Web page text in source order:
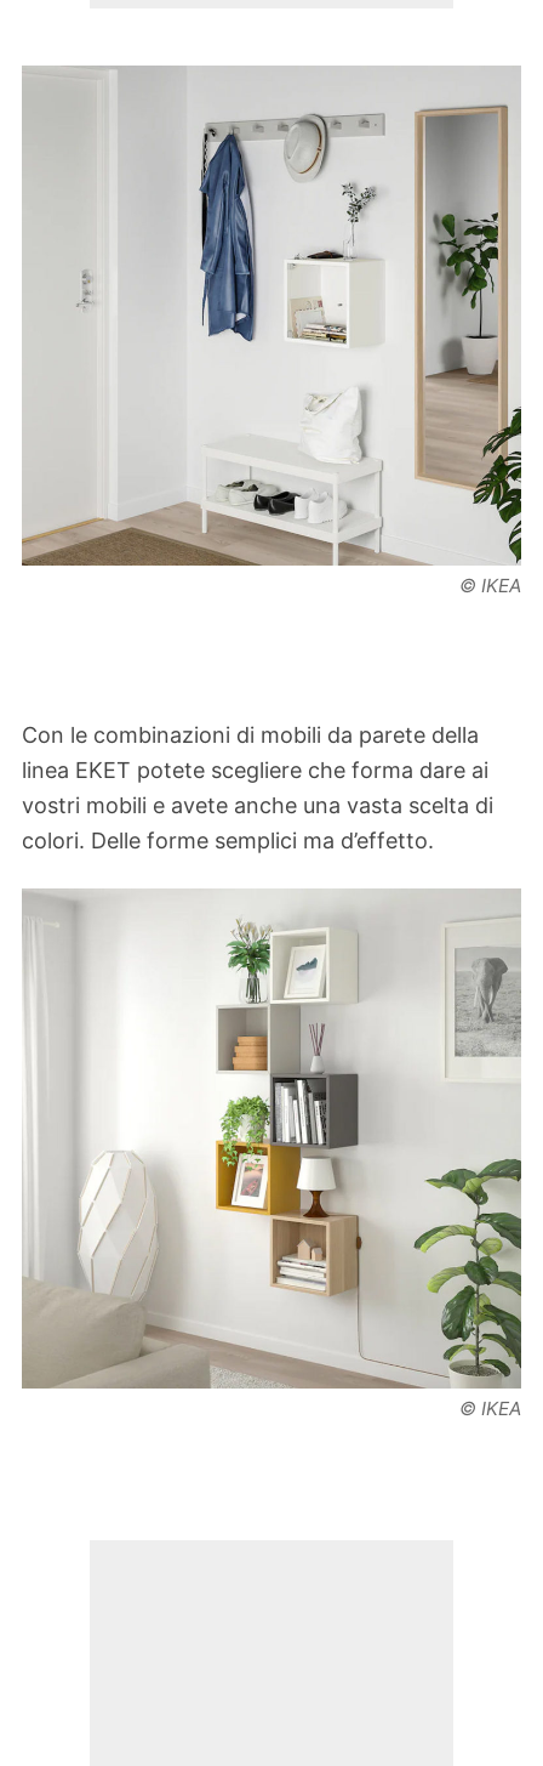
© IKEA
Con le combinazioni di mobili da parete della
linea EKET potete scegliere che forma dare ai
vostri mobili e avete anche una vasta scelta di
colori. Delle forme semplici ma d’effetto.
© IKEA